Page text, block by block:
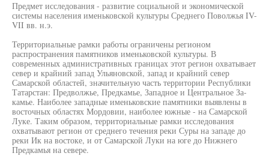
Предмет исследования - развитие социальной и экономической
системы населения именьковской культуры Среднего Поволжья IV-
VII вв. н.э.
Территориальные рамки работы ограничены регионом
распространения памятников именьковской культуры. В
современных административных границах этот регион охватывает
север и крайний запад Ульяновской, запад и крайний север
Самарской областей, значительную часть территории Республики
Татарстан: Предволжье, Предкамье, Западное и Центральное За-
камье. Наиболее западные именьковские памятники выявлены в
восточных областях Мордовии, наиболее южные - на Самарской
Луке. Таким образом, территориальные рамки исследования
охватывают регион от среднего течения реки Суры на западе до
реки Ик на востоке, и от Самарской Луки на юге до Нижнего
Предкамья на севере.